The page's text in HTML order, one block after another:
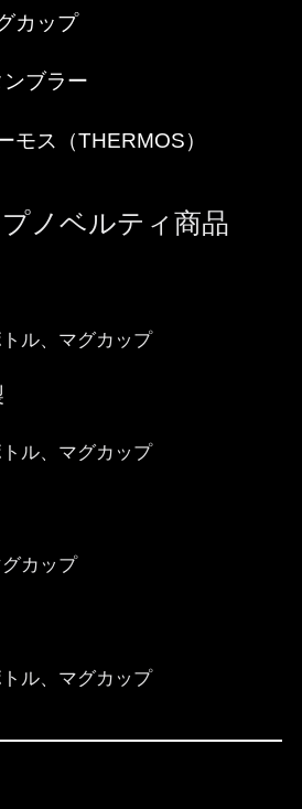
カップ
ブラー
モス（THERMOS）
ノベルティ商品
ル、マグカップ
ル、マグカップ
カップ
ル、マグカップ